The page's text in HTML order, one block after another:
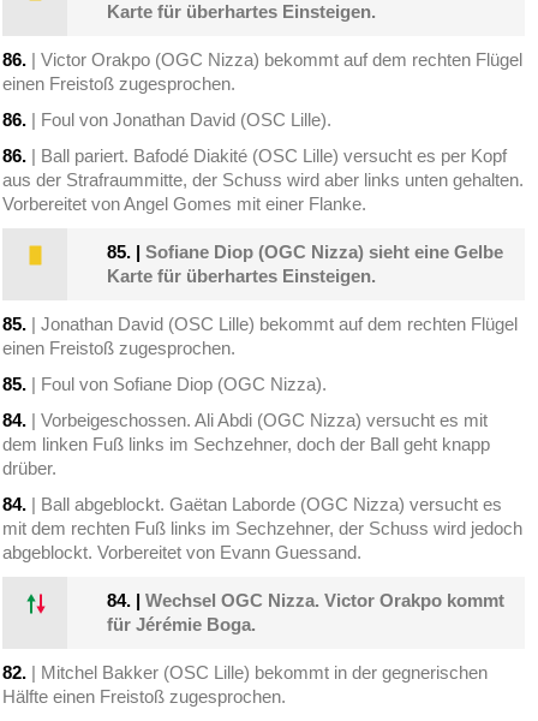
Karte für überhartes Einsteigen.
86. | Victor Orakpo (OGC Nizza) bekommt auf dem rechten Flügel
einen Freistoß zugesprochen.
86. | Foul von Jonathan David (OSC Lille).
86. | Ball pariert. Bafodé Diakité (OSC Lille) versucht es per Kopf
aus der Strafraummitte, der Schuss wird aber links unten gehalten.
Vorbereitet von Angel Gomes mit einer Flanke.
85. |Sofiane Diop (OGC Nizza) sieht eine Gelbe
Karte für überhartes Einsteigen.
85. | Jonathan David (OSC Lille) bekommt auf dem rechten Flügel
einen Freistoß zugesprochen.
85. | Foul von Sofiane Diop (OGC Nizza).
84. | Vorbeigeschossen. Ali Abdi (OGC Nizza) versucht es mit
dem linken Fuß links im Sechzehner, doch der Ball geht knapp
drüber.
84. | Ball abgeblockt. Gaëtan Laborde (OGC Nizza) versucht es
mit dem rechten Fuß links im Sechzehner, der Schuss wird jedoch
abgeblockt. Vorbereitet von Evann Guessand.
84. |Wechsel OGC Nizza. Victor Orakpo kommt
für Jérémie Boga.
82. | Mitchel Bakker (OSC Lille) bekommt in der gegnerischen
Hälfte einen Freistoß zugesprochen.